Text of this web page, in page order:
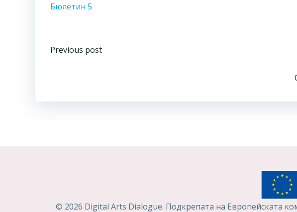
Бюлетин 5
Навигация
Previous post
© 2026 Digital Arts Dialogue. Подкрепата на Европейската